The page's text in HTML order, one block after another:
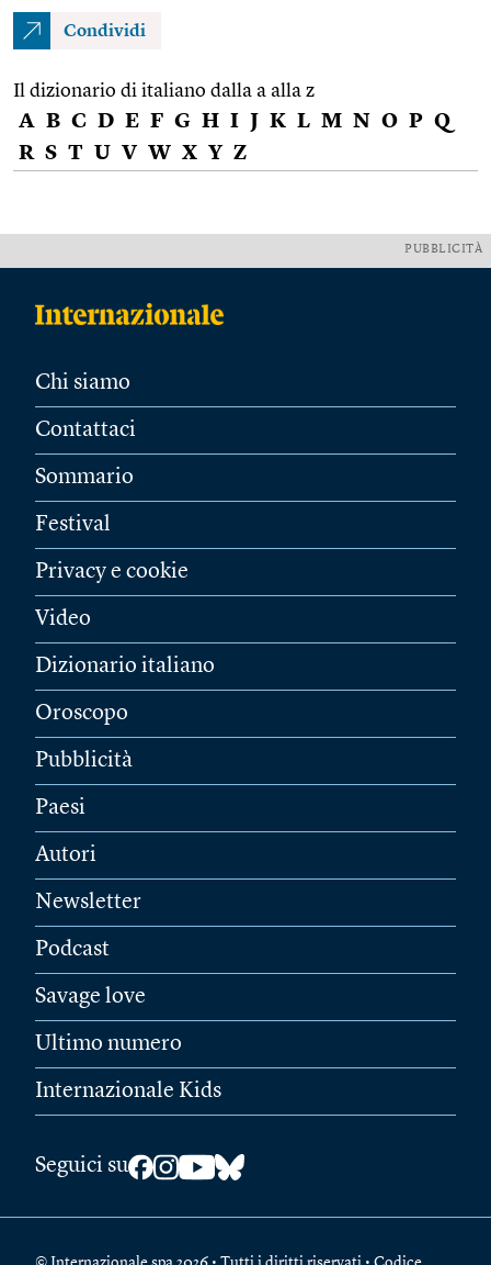
Condividi
Il dizionario di italiano dalla a alla z
A B C D E F G H I J K L M N O P Q
R S T U V W X Y Z
PUBBLICITÀ
Chi siamo
Contattaci
Sommario
Festival
Privacy e cookie
Video
Dizionario italiano
Oroscopo
Pubblicità
Paesi
Autori
Newsletter
Podcast
Savage love
Ultimo numero
Internazionale Kids
Seguici su